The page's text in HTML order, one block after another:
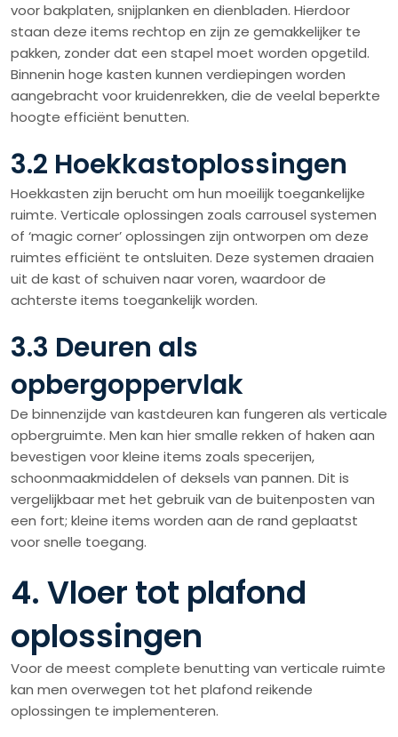
voor bakplaten, snijplanken en dienbladen. Hierdoor
staan deze items rechtop en zijn ze gemakkelijker te
pakken, zonder dat een stapel moet worden opgetild.
Binnenin hoge kasten kunnen verdiepingen worden
aangebracht voor kruidenrekken, die de veelal beperkte
hoogte efficiënt benutten.
3.2 Hoekkastoplossingen
Hoekkasten zijn berucht om hun moeilijk toegankelijke
ruimte. Verticale oplossingen zoals carrousel systemen
of ‘magic corner’ oplossingen zijn ontworpen om deze
ruimtes efficiënt te ontsluiten. Deze systemen draaien
uit de kast of schuiven naar voren, waardoor de
achterste items toegankelijk worden.
3.3 Deuren als
opbergoppervlak
De binnenzijde van kastdeuren kan fungeren als verticale
opbergruimte. Men kan hier smalle rekken of haken aan
bevestigen voor kleine items zoals specerijen,
schoonmaakmiddelen of deksels van pannen. Dit is
vergelijkbaar met het gebruik van de buitenposten van
een fort; kleine items worden aan de rand geplaatst
voor snelle toegang.
4. Vloer tot plafond
oplossingen
Voor de meest complete benutting van verticale ruimte
kan men overwegen tot het plafond reikende
oplossingen te implementeren.